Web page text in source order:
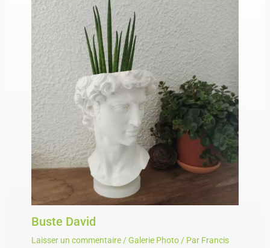
Buste David
Laisser un commentaire /Galerie Photo/ Par Francis